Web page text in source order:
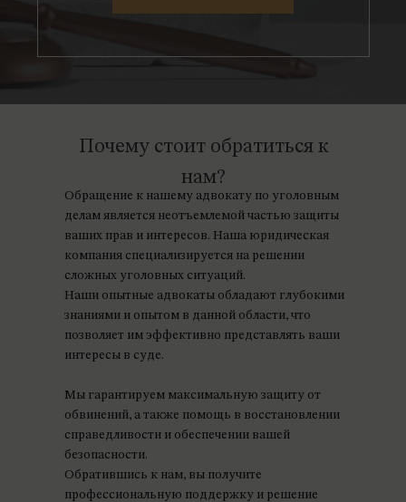
Почему стоит обратиться к
нам?
Обращение к нашему адвокату по уголовным
делам является неотъемлемой частью защиты
ваших прав и интересов. Наша юридическая
компания специализируется на решении
сложных уголовных ситуаций.
Наши опытные адвокаты обладают глубокими
знаниями и опытом в данной области, что
позволяет им эффективно представлять ваши
интересы в суде.
Мы гарантируем максимальную защиту от
обвинений, а также помощь в восстановлении
справедливости и обеспечении вашей
безопасности.
Обратившись к нам, вы получите
профессиональную поддержку и решение